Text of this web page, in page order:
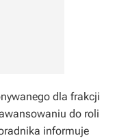
dla frakcji
do roli
informuje